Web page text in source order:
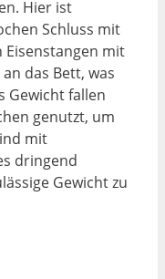
Hier ist
Schluss mit
Eisenstangen mit
das Bett, was
Gewicht fallen
genutzt, um
mit
dringend
Gewicht zu